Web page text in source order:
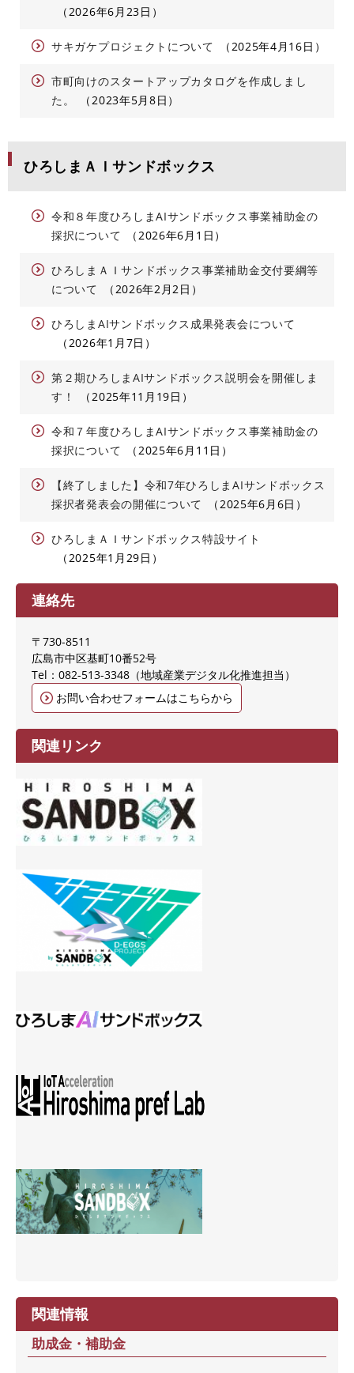
2026年6月23日
サキガケプロジェクトについて 2025年4月16日
市町向けのスタートアップカタログを作成しまし
た。
2023年5月8日
ひろしまＡＩサンドボックス
令和８年度ひろしまAIサンドボックス事業補助金の
採択について
2026年6月1日
ひろしまＡＩサンドボックス事業補助金交付要綱等
について
2026年2月2日
ひろしまAIサンドボックス成果発表会について
2026年1月7日
第２期ひろしまAIサンドボックス説明会を開催しま
す！
2025年11月19日
令和７年度ひろしまAIサンドボックス事業補助金の
採択について
2025年6月11日
【終了しました】令和7年ひろしまAIサンドボックス
採択者発表会の開催について
2025年6月6日
ひろしまＡＩサンドボックス特設サイト
2025年1月29日
連絡先
〒730-8511
広島市中区基町10番52号
Tel：082-513-3348
地域産業デジタル化推進担当
お問い合わせフォームはこちらから
関連リンク
関連情報
助成金・補助金